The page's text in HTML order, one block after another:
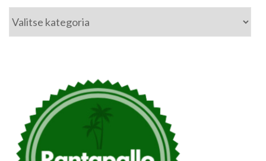
Kategoriat